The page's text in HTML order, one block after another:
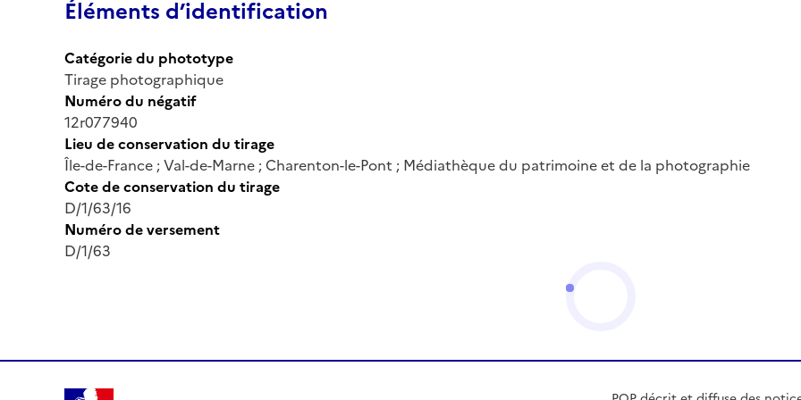
Éléments d’identification
Catégorie du phototype
Tirage photographique
Numéro du négatif
12r077940
Lieu de conservation du tirage
Île-de-France ; Val-de-Marne ; Charenton-le-Pont ; Médiathèque du patrimoine et de la photographie
Cote de conservation du tirage
D/1/63/16
Numéro de versement
D/1/63